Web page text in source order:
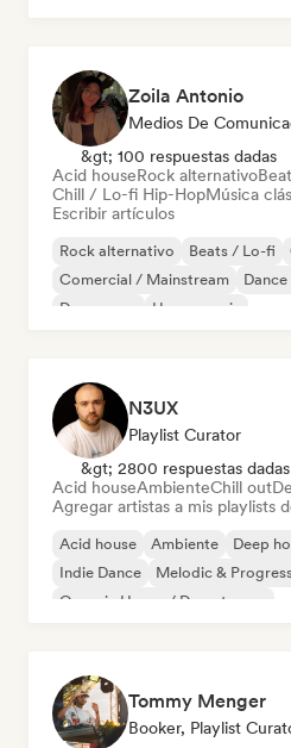
Zoila Antonio
Medios De
&gt; 100 respuestas dadas
Acid houseRock alternativo
Chill / Lo-fi Hip-HopMúsica
Escribir artículos
Rock alternativo Beats / Lo-fi
Comercial / Mainstream
Dream pop
House music
N3UX
Playlist Curator
&gt; 2800 respuestas dadas
Acid houseAmbienteChill out
Agregar artistas a mis playlists
Acid house Ambiente Deep
Indie Dance
Melodic &
Organic House / Downtempo
Tommy Menger
Booker, Playlist